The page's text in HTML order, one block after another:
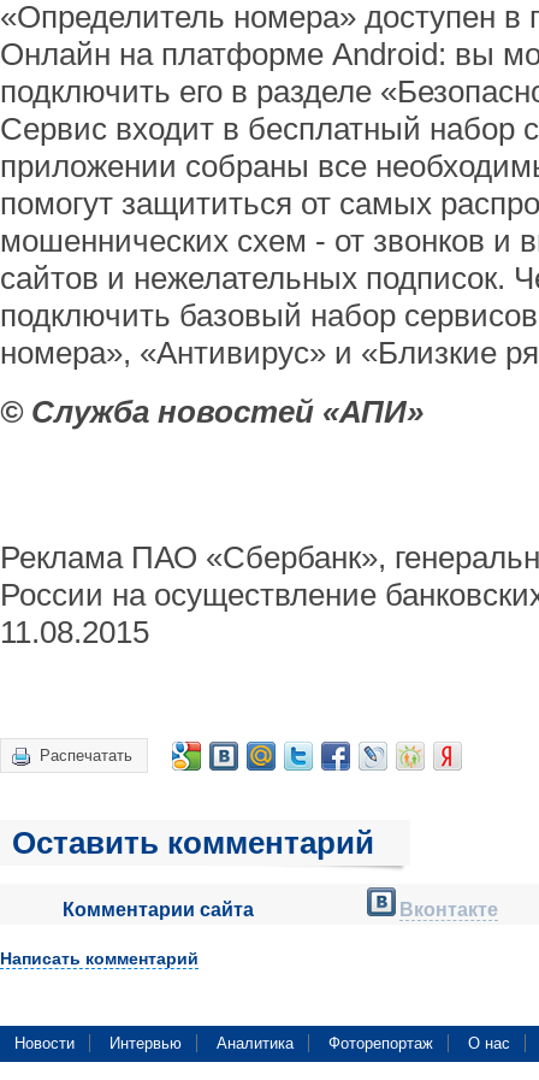
«Определитель номера» доступен
Онлайн на платформе Android: вы
подключить его в разделе
Сервис входит в бесплатный набор
приложении собраны все
помогут защититься от самых
мошеннических схем - от звонков и
сайтов и нежелательных подписок.
подключить базовый набор
номера», «Антивирус» и «Близкие
© Служба новостей «АПИ»
Реклама ПАО «Сбербанк»,
России на осуществление
11.08.2015
Распечатать
Оставить комментарий
Комментарии сайта Вконтакте
Написать комментарий
Новости Интервью Аналитика Фоторепортаж О нас